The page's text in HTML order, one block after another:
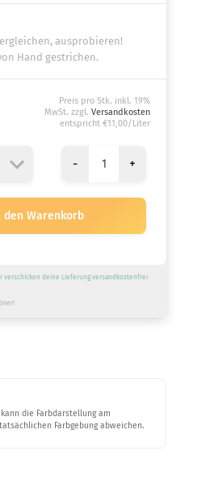
ausprobieren!
Hand gestrichen.
Preis pro Stk. inkl. 19%
MwSt. zzgl. Versandkosten
entspricht €11,00/Liter
- +
verschicken deine Lieferung versandkostenfrei
die Farbdarstellung am
Farbgebung abweichen.